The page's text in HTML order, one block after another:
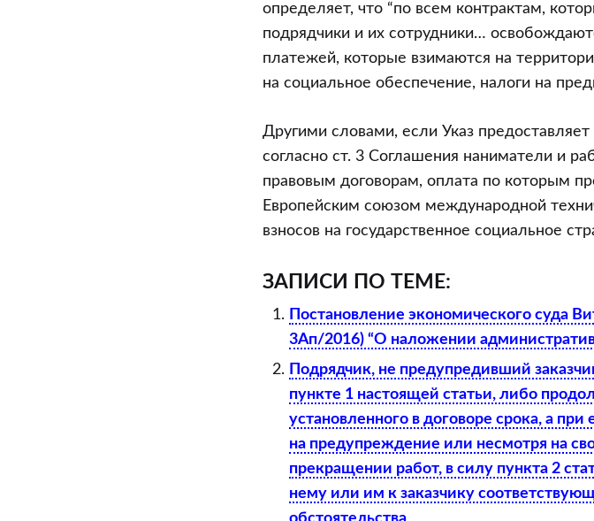
460
“О
международной
технической
предоставляемой
Республике
Беларусь”?
определяет, что “по всем контрактам,
подрядчики и их сотрудники…
платежей, которые взимаются на
на социальное обеспечение, налоги на
Другими словами, если Указ
согласно ст. 3 Соглашения наниматели и
правовым договорам, оплата по которым
Европейским союзом международной
взносов на государственное социальное
ЗАПИСИ ПО ТЕМЕ:
Постановление экономического суда
3Ап/2016) “О наложении
Подрядчик, не предупредивший
пункте 1 настоящей статьи, либо
установленного в договоре срока, а при
на предупреждение или несмотря на
прекращении работ, в силу пункта 2
нему или им к заказчику